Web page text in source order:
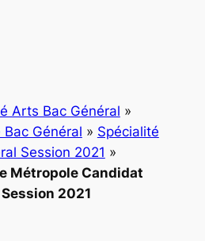
Arts Bac Général »
Général » Spécialité
Session 2021 »
Métropole Candidat
2021